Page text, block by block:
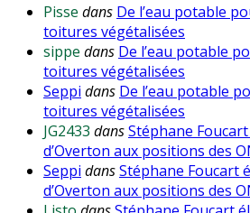
Pisse dans De l’eau potable
toitures végétalisées
sippe dans De l’eau potable
toitures végétalisées
Seppi dans De l’eau potable
toitures végétalisées
JG2433 dansStéphane
d’Overton aux positions des
Seppi dansStéphane Foucart
d’Overton aux positions des